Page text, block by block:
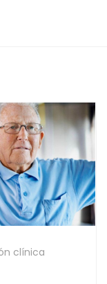
clínica